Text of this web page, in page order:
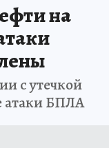
на
с утечкой
атаки БПЛА